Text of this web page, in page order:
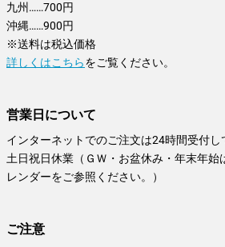
九州……700円
沖縄……900円
※送料は税込価格
詳しくはこちらをご覧ください。
営業日について
インターネットでのご注文は24時間受付し
土日祝日休業（ＧＷ・お盆休み・年末年始
レンダーをご参照ください。）
ご注意